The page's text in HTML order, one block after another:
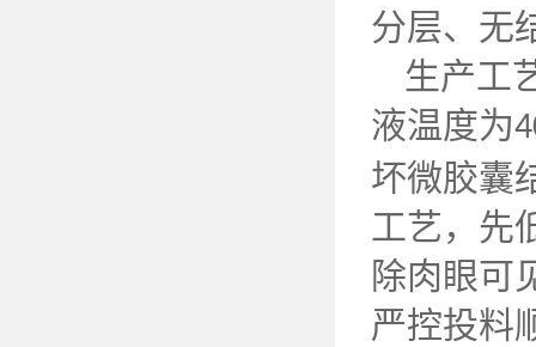
分层、无
生产工
液温度为
坏微胶囊
工艺，先
除肉眼可
严控投料